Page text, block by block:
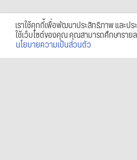
เราใช้คุกกี้เพื่อพัฒนาประสิทธิภาพ และป
ใช้เว็บไซต์ของคุณ คุณสามารถศึกษาราย
นโยบายความเป็นส่วนตัว